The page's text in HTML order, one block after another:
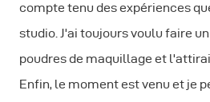
compte tenu des expériences
studio. J'ai toujours voulu faire
poudres de maquillage et
Enfin, le moment est venu et je